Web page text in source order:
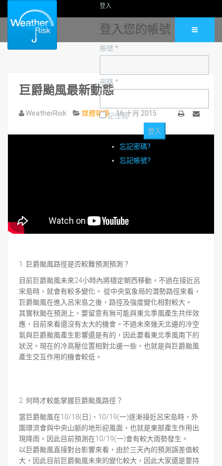
登入
登入您的帳號
帳號 *
密碼 *
記住我
忘記密碼?
忘記帳號?
巨爵颱風最新動態
WeatherRisk 媒體報導
16 十月 2015
1. 巨爵颱風路徑是否較難預測預測？
目前巨爵颱風未來24小時內將穩定朝西移動，不過在接近呂
宋島時，就會有較多變化。 從中央氣象局的潛勢路徑來看，
巨爵颱風在進入呂宋島之後，路徑及強度變化相對較大。
其實秋颱在預測上，要留意有無可能與東北季風產生共伴效
應，目前來看還沒有太大的機會。不過未來幾天北邊的冷空
氣與巨爵颱風產生影響還是有的，因此要看東北季風南下的
狀況。現在的冷高壓位置相對北邊一些，也就是與巨爵颱風
產生交互作用的機會較低。
2. 何時才較能掌握巨爵颱風路徑？
當巨爵颱風在10/18(日)、10/19(一)逐漸接近呂宋島時，外
圍環流會與中央山脈的地形迎風面，也就是東部產生作用出
現降雨。因此目前預測在10/19(一)會有較大雨勢發生。
以巨爵颱風直接對台影響來看，由於三天內的預測誤差值較
大，因此目前巨爵颱風未來的變化較大，因此大家還是要持